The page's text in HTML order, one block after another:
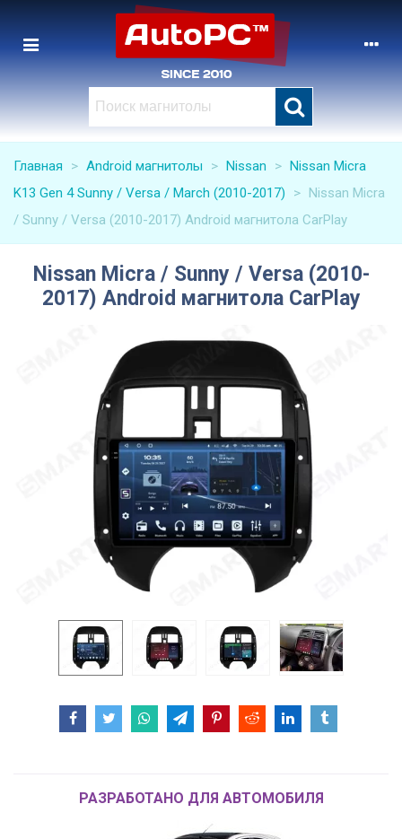
Главная > Android магнитолы > Nissan > Nissan Micra
K13 Gen 4 Sunny / Versa / March (2010-2017)
> Nissan Micra
/ Sunny / Versa (2010-2017) Android магнитола CarPlay
Nissan Micra / Sunny / Versa (2010-
2017) Android магнитола CarPlay
РАЗРАБОТАНО ДЛЯ АВТОМОБИЛЯ